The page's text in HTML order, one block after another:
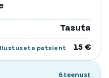
Tasuta
patsient 15 €
6 teenust